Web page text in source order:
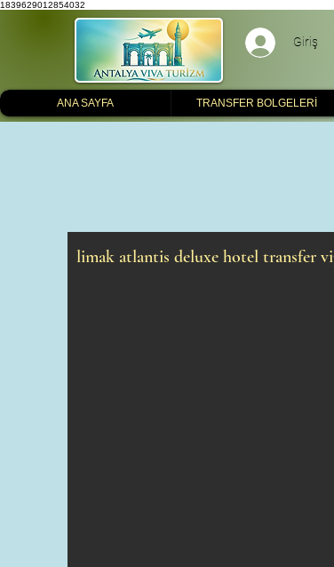
1839629012854032
Giriş
ANA SAYFA TRANSFER BOLGELERİ
limak atlantis deluxe hotel transfer